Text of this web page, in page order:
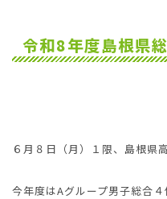
置：
令和8年度島根県
６月８日（月）１限、島根県
今年度はAグループ男子総合